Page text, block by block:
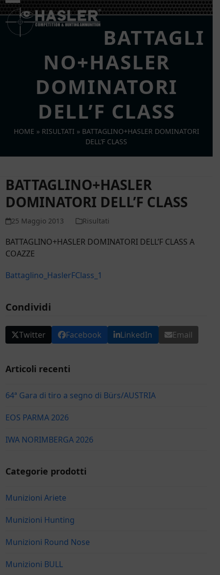
Skip
to
content
Open
mobile
Close
mobile
BATTAGLI
NO+HASLER
DOMINATORI
DELL’F CLASS
HOME » RISULTATI » BATTAGLINO+HASLER DOMINATORI
DELL’F CLASS
BATTAGLINO+HASLER
DOMINATORI DELL’F CLASS
25 Maggio 2013 Risultati
BATTAGLINO+HASLER DOMINATORI DELL’F CLASS A
COAZZE
Battaglino_HaslerFClass_1
Condividi
Twitter Facebook LinkedIn Email
Articoli recenti
64ª Gara di tiro a segno di Bürs/AUSTRIA
EOS PARMA 2026
IWA NORIMBERGA 2026
Categorie prodotti
Munizioni Ariete
Munizioni Hunting
Munizioni Round Nose
Munizioni BULL